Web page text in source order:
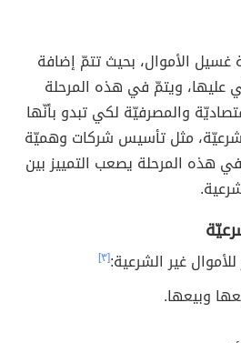
الأموال، بحيث تتمّ إضافة
عليها، ويتمّ في هذه المرحلة
والمصرفيّة لكي تبدو بأنّها
شرعيّة، مثل تأسيس شركات وهميّة
هذه المرحلة يصعب التمييز بين
غير الشرعية:[٣]
وبيعها.